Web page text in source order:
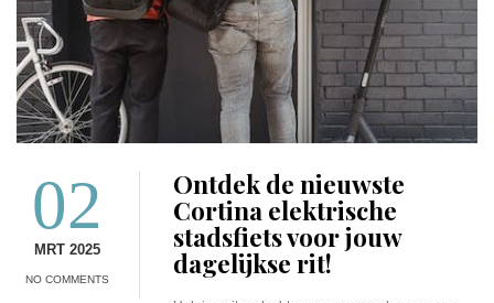
02
MRT 2025
NO COMMENTS
Ontdek de nieuwste
Cortina elektrische
stadsfiets voor jouw
dagelijkse rit!